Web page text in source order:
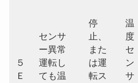
５
Ｅ
センサ
ー異常
運転し
ても温
停
止、
また
は運
転ス
温
度
セ
ン
サ